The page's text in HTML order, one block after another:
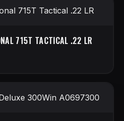
715T TACTICAL .22 LR